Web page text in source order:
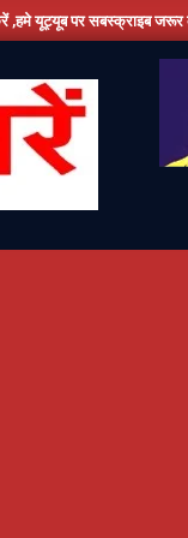
जरूर करें ........खबर